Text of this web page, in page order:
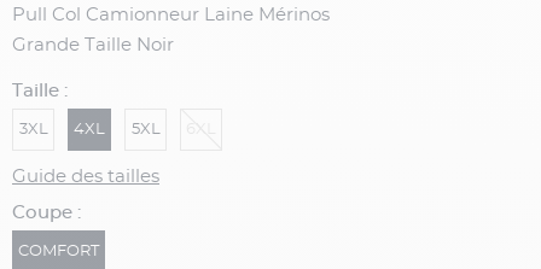
Pull Col Camionneur Laine Mérinos
Grande Taille Noir
Taille :
3XL 4XL 5XL
Guide des tailles
Coupe :
COMFORT